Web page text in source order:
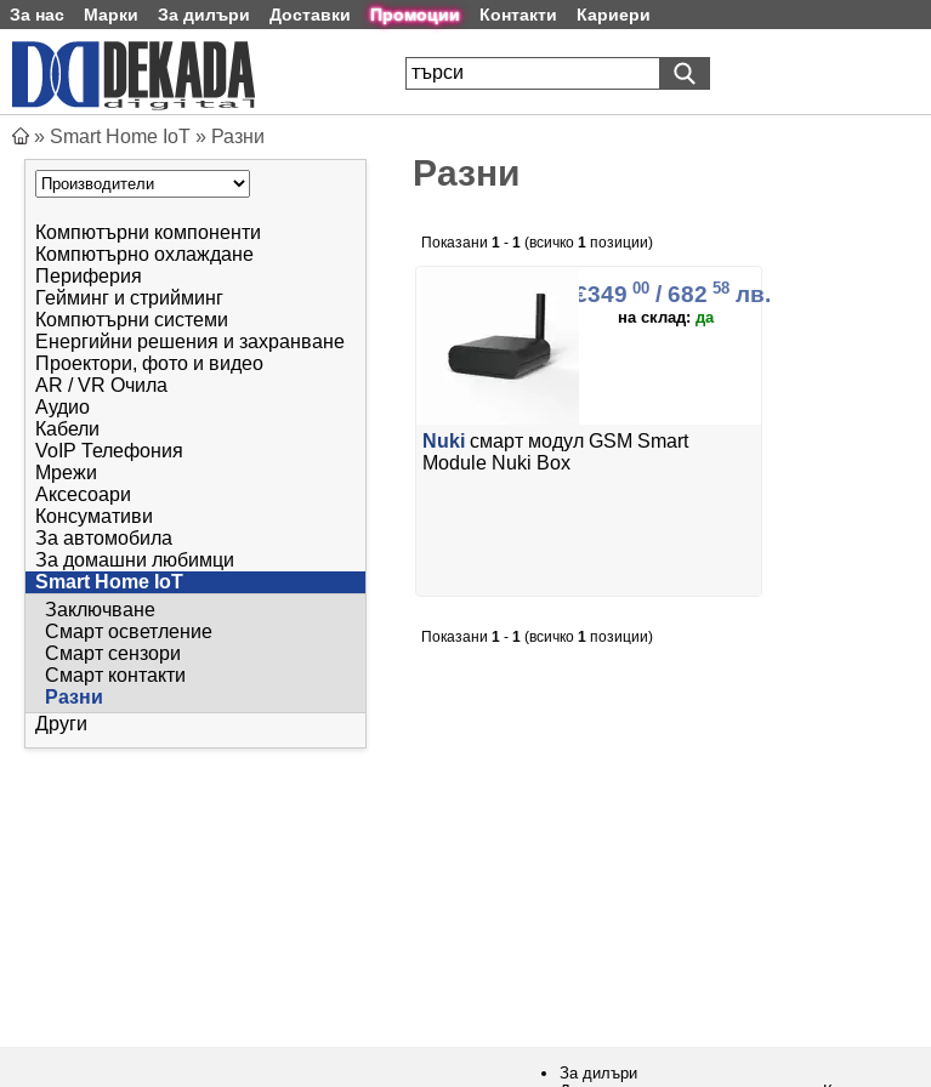
За нас Марки За дилъри Доставки Промоции Контакти Кариери
» Smart Home IoT » Разни
Компютърни компоненти
Компютърно охлаждане
Периферия
Гейминг и стрийминг
Компютърни системи
Енергийни решения и захранване
Проектори, фото и видео
AR / VR Очила
Аудио
Кабели
VoIP Телефония
Мрежи
Аксесоари
Консумативи
За автомобила
За домашни любимци
Smart Home IoT
Заключване
Смарт осветление
Смарт сензори
Смарт контакти
Разни
Други
Разни
Показани 1 - 1 (всичко 1 позиции)
€349 00 / 682 58 лв.
на склад: да
Nuki смарт модул GSM Smart
Module Nuki Box
Показани 1 - 1 (всичко 1 позиции)
За дилъри